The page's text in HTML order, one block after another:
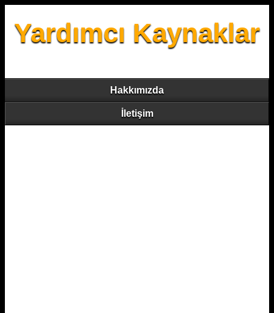
Yardımcı Kaynaklar
Hakkımızda
İletişim